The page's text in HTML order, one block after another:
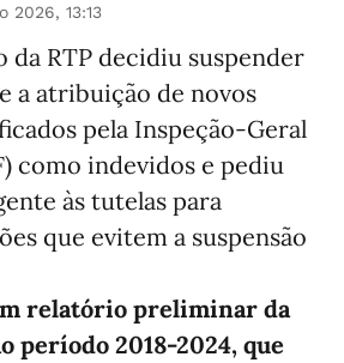
2026, 13:13
da RTP decidiu suspender
a atribuição de novos
pela Inspeção-Geral
como indevidos e pediu
às tutelas para
que evitem a suspensão
relatório preliminar da
período 2018-2024, que